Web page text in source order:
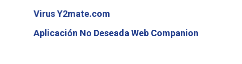
Virus Y2mate.com
Aplicación No Deseada Web Companion